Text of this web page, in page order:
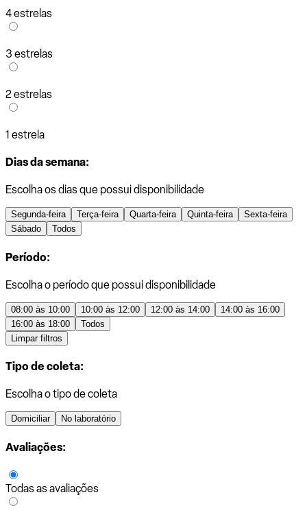
4 estrelas
3 estrelas
2 estrelas
1 estrela
Dias da semana:
Escolha os dias que possui disponibilidade
Segunda-feira Terça-feira Quarta-feira Quinta-feira
Sexta-feira
Sábado
Todos
Período:
Escolha o período que possui disponibilidade
08:00 às 10:00 10:00 às 12:00 12:00 às 14:00
14:00 às 16:00
16:00 às 18:00
Todos
Limpar filtros
Tipo de coleta:
Escolha o tipo de coleta
Domiciliar No laboratório
Avaliações:
Todas as avaliações